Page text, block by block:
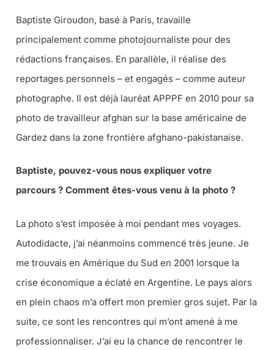
Baptiste Giroudon, basé à Paris, travaille
principalement comme photojournaliste pour des
rédactions françaises. En parallèle, il réalise des
reportages personnels – et engagés – comme auteur
photographe. Il est déjà lauréat APPPF en 2010 pour sa
photo de travailleur afghan sur la base américaine de
Gardez dans la zone frontière afghano-pakistanaise.
Baptiste, pouvez-vous nous expliquer votre
parcours ? Comment êtes-vous venu à la photo ?
La photo s’est imposée à moi pendant mes voyages.
Autodidacte, j’ai néanmoins commencé très jeune. Je
me trouvais en Amérique du Sud en 2001 lorsque la
crise économique a éclaté en Argentine. Le pays alors
en plein chaos m’a offert mon premier gros sujet. Par la
suite, ce sont les rencontres qui m’ont amené à me
professionnaliser. J’ai eu la chance de rencontrer le